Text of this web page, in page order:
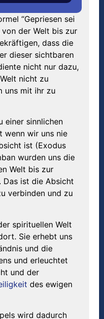
“Gepriesen sei
von der Welt bis zur
dass die
dieser sichtbaren
nicht nur dazu,
nicht zu
uns mit ihr zu
einer sinnlichen
wenn wir uns nie
ist (Exodus
wurden uns die
Welt bis zur
Das ist die Absicht
verbinden und zu
spirituellen Welt
Sie erhebt uns
und die
und erleuchtet
und der
des ewigen
wird dadurch